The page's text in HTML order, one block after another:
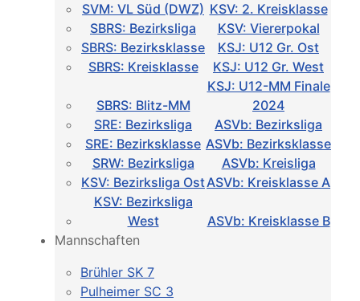
SVM: VL Süd (DWZ) KSV: 2. Kreisklasse
SBRS: Bezirksliga
KSV: Viererpokal
SBRS: Bezirksklasse
KSJ: U12 Gr. Ost
SBRS: Kreisklasse
KSJ: U12 Gr. West
SBRS: Blitz-MM
KSJ: U12-MM Finale
2024
SRE: Bezirksliga
ASVb: Bezirksliga
SRE: Bezirksklasse ASVb: Bezirksklasse
SRW: Bezirksliga
ASVb: Kreisliga
KSV: Bezirksliga OstASVb: Kreisklasse A
KSV: Bezirksliga
West
ASVb: Kreisklasse B
Mannschaften
Brühler SK 7
Pulheimer SC 3